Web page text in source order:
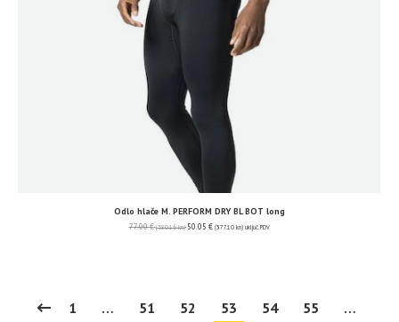
Odlo hlače M. PERFORM DRY BL BOT long
77.00€ (580.16 kn) 50.05 € (377.10 kn) uključ. PDV
1 … 51 52 53 54 55
…